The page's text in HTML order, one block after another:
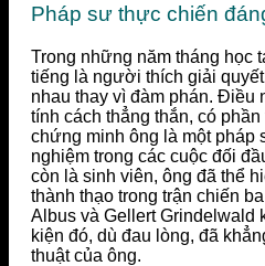
Pháp sư thực chiến
Trong những năm tháng học
tiếng là người thích giải
nhau thay vì đàm phán. Điều
tính cách thẳng thắn, có
chứng minh ông là một pháp
nghiệm trong các cuộc đối
còn là sinh viên, ông đã thể
thành thạo trong trận chiến
Albus và Gellert Grindelwald
kiện đó, dù đau lòng, đã
thuật của ông.